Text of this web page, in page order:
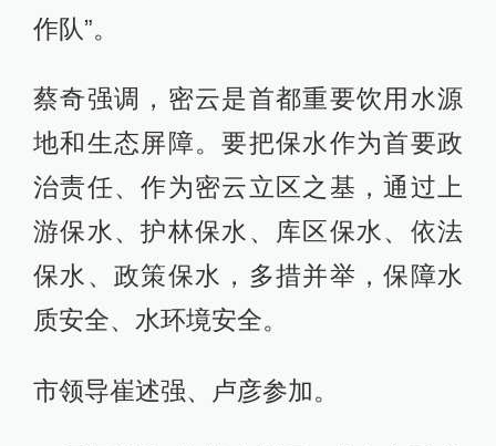
作队”。
蔡奇强调，密云是首都重要饮用水源
地和生态屏障。要把保水作为首要政
治责任、作为密云立区之基，通过上
游保水、护林保水、库区保水、依法
保水、政策保水，多措并举，保障水
质安全、水环境安全。
市领导崔述强、卢彦参加。